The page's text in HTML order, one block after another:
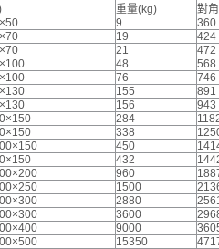
重量(kg) 對
9 360
19 424
21 472
48 568
76 746
155 891
156 943
284
338
450
432
960
1500
2880
3600
9000
15350